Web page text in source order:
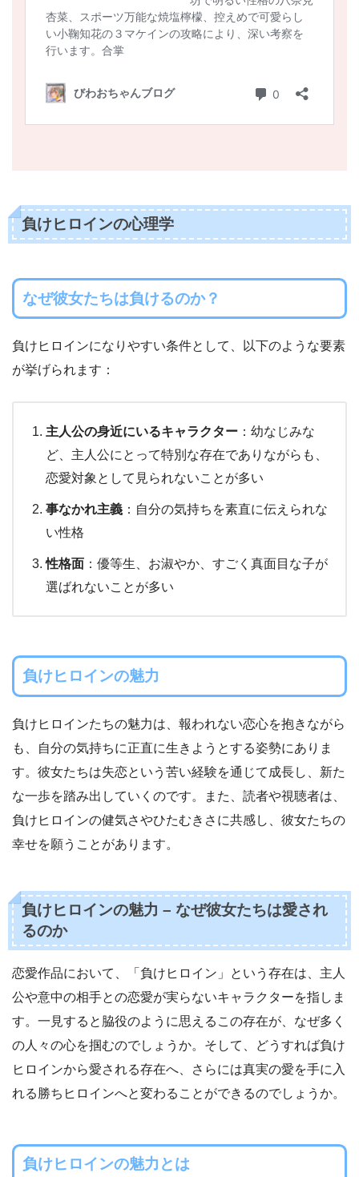
負けヒロインの心理学
なぜ彼女たちは負けるのか？
負けヒロインになりやすい条件として、以下のような要素
が挙げられます：
主人公の身近にいるキャラクター ：幼なじみな
ど、主人公にとって特別な存在でありながらも、
恋愛対象として見られないことが多い
事なかれ主義 ：自分の気持ちを素直に伝えられな
い性格
性格面 ：優等生、お淑やか、すごく真面目な子が
選ばれないことが多い
負けヒロインの魅力
負けヒロインたちの魅力は、報われない恋心を抱きながら
も、自分の気持ちに正直に生きようとする姿勢にありま
す。彼女たちは失恋という苦い経験を通じて成長し、新た
な一歩を踏み出していくのです。また、読者や視聴者は、
負けヒロインの健気さやひたむきさに共感し、彼女たちの
幸せを願うことがあります。
負けヒロインの魅力 – なぜ彼女たちは愛され
るのか
恋愛作品において、「負けヒロイン」という存在は、主人
公や意中の相手との恋愛が実らないキャラクターを指しま
す。一見すると脇役のように思えるこの存在が、なぜ多く
の人々の心を掴むのでしょうか。そして、どうすれば負け
ヒロインから愛される存在へ、さらには真実の愛を手に入
れる勝ちヒロインへと変わることができるのでしょうか。
負けヒロインの魅力とは